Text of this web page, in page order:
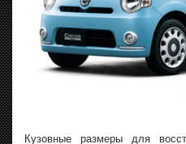
Кузовные размеры для